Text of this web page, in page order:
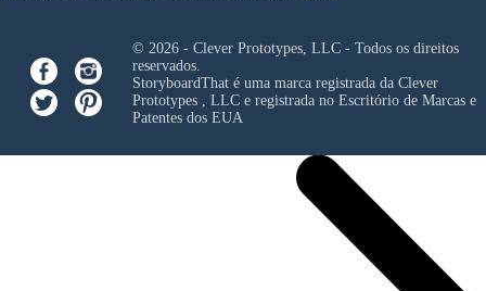
© 2026 - Clever Prototypes, LLC - Todos os direitos
reservados.
StoryboardThat é uma marca registrada da Clever
Prototypes , LLCe registrada no Escritório de Marcas e
Patentes dos EUA